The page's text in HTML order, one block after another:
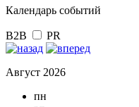
Календарь событий
B2B PR
Август 2026
пн